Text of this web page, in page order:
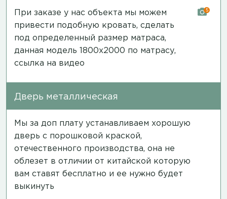
При заказе у нас объекта мы можем
привести подобную кровать, сделать
под определенный размер матраса,
данная модель 1800х2000 по матрасу,
ссылка на видео
5
Дверь металлическая
Мы за доп плату устанавливаем хорошую
дверь с порошковой краской,
отечественного производства, она не
облезет в отличии от китайской которую
вам ставят бесплатно и ее нужно будет
выкинуть